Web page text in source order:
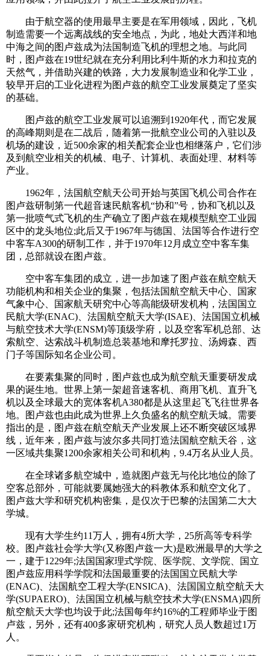
由于航空器的使用最早主要是在军用领域，因此，飞机
制造需要一个远离战线的安全地点，为此，地处大西洋和地
中海之间的图卢兹成为法国制造飞机的理想之地。与此同
时，图卢兹在19世纪就在充分利用比利牛斯的水力和拉克的
天然气，并借助兴建的铁路，大力发展制造业和化学工业，
较早开启的工业化进程为图卢兹的航空工业发展奠定了坚实
的基础。
图卢兹的航空工业发展可以追溯到1920年代，而它发展
的高峰期则是在二战后，随着第一批航空业公司的入驻以及
机场的建设，近500余家的相关配套企业也相继落户，它们涉
及到航空业相关的机械、电子、计算机、表面处理、材料等
产业。
1962年，法国航空航天公司开始与英国飞机公司合作在
图卢兹研制第一代超音速民航客机“协和”号，协和飞机以及
第一批喷气式飞机的生产确立了图卢兹在规模型航空工业园
区中的龙头地位;此后又于1967年与德国、法国等合作进行空
中客车A300的研制工作，并于1970年12月成立空中客车集
团，总部就设在图卢兹。
空中客车集团的成立，进一步加速了图卢兹在航空航天
功能机构和相关企业的集聚，包括法国航空航天中心、国家
气象中心、国家航天研究中心等高能级研发机构，法国国立
民航大学(ENAC)、法国航空航天大学(ISAE)、法国国立机械
与航空技术大学(ENSM)等顶级学府，以及空客军机总部、达
索航空、达索战斗机制造总装基地和摩托罗拉、汤姆森、西
门子等国际知名企业公司。
在要素集聚的同时，图卢兹也成为航空航天重要研发成
果的诞生地。世界上第一架超音速客机、商用飞机、直升飞
机以及全球最大的宽体客机A380都是从这里起飞飞往世界各
地。图卢兹也由此成为世界上久负盛名的航空航天城。需要
指出的是，图卢兹在航空航天产业发展上还不断突破区域界
线，近年来，图卢兹与波尔多共同打造法国航空航天谷，这
一区域共集聚1200余家相关公司和机构，9.4万名从业人员。
在全球诸多航空城中，造就图卢兹无与伦比地位的除了
空客总部外，可能就要属她强大的科教体系和航空文化了。
图卢兹大学和研究机构密集，是仅次于巴黎的法国第二大大
学城。
现有大学生约11万人，拥有4所大学，25所高等专科学
校。图卢兹社会学大学(又称图卢兹一大)是欧洲最早的大学之
一，建于1229年;法国国家理式学院、医学院、文学院、国立
图卢兹应用科学学院和法国最重要的法国国立民航大学
(ENAC)、法国航空工程大学(ENSICA)、法国国立航空航天大
学(SUPAERO)、法国国立机械与航空技术大学(ENSMA)四所
航空航天大学也均设于此;法国每年约16%的工程师毕业于图
卢兹，另外，还有400多家研究机构，研究人员人数超过1万
人。